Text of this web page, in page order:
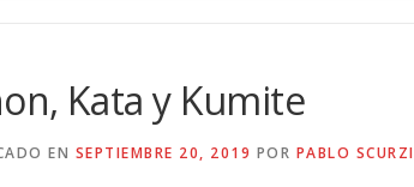
Kata y Kumite
EN SEPTIEMBRE 20, 2019 POR PABLO SCURZI